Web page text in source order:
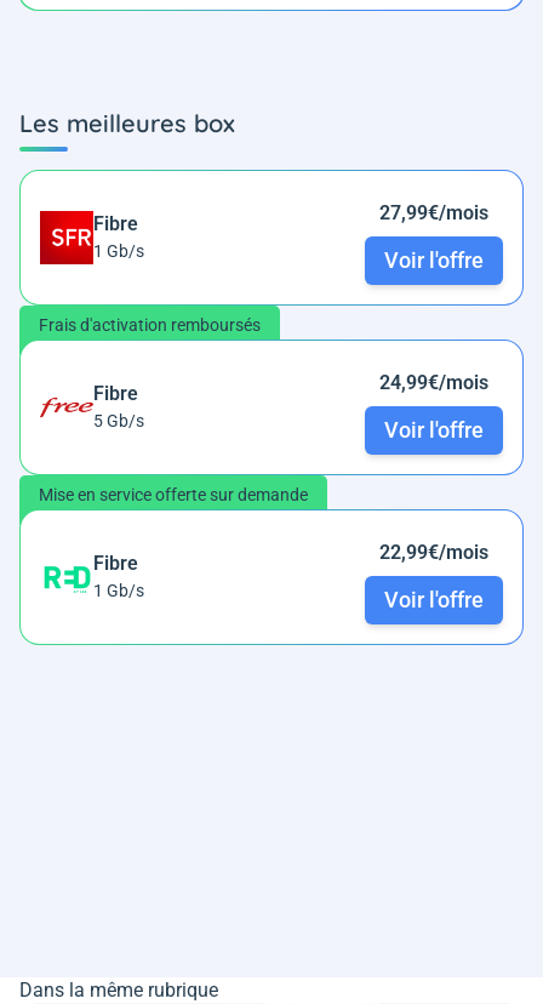
Les meilleures box
Fibre
1 Gb/s
27,99€/mois
Voir l'offre
Frais d'activation remboursés
Fibre
5 Gb/s
24,99€/mois
Voir l'offre
Mise en service offerte sur demande
Fibre
1 Gb/s
22,99€/mois
Voir l'offre
Dans la même rubrique